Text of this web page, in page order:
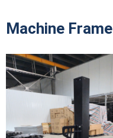
Machine Frame